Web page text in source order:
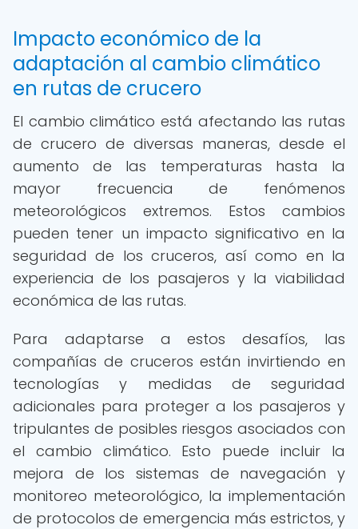
Impacto económico de la
adaptación al cambio climático
en rutas de crucero
El cambio climático está afectando las rutas
de crucero de diversas maneras, desde el
aumento de las temperaturas hasta la
mayor frecuencia de fenómenos
meteorológicos extremos. Estos cambios
pueden tener un impacto significativo en la
seguridad de los cruceros, así como en la
experiencia de los pasajeros y la viabilidad
económica de las rutas.
Para adaptarse a estos desafíos, las
compañías de cruceros están invirtiendo en
tecnologías y medidas de seguridad
adicionales para proteger a los pasajeros y
tripulantes de posibles riesgos asociados con
el cambio climático. Esto puede incluir la
mejora de los sistemas de navegación y
monitoreo meteorológico, la implementación
de protocolos de emergencia más estrictos, y